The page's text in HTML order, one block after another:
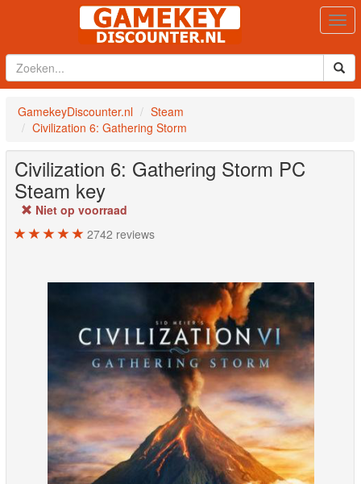
GamekeyDiscounter.nl
Steam
Civilization 6: Gathering Storm
Civilization 6: Gathering Storm PC
Steam key
Niet op voorraad
2742 reviews